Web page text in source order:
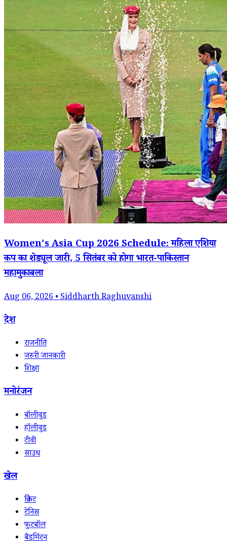
Women's Asia Cup 2026 Schedule: महिला एशिया
कप का शेड्यूल जारी, 5 सितंबर को होगा भारत-पाकिस्तान
महामुकाबला
Aug 06, 2026 • Siddharth Raghuvanshi
देश
राजनीति
जरुरी जानकारी
शिक्षा
मनोरंजन
बॉलीवुड
हॉलीवुड
टीवी
साउथ
खेल
क्रिकेट
टेनिस
फुटबॉल
बैडमिंटन